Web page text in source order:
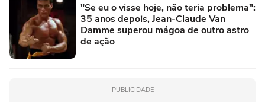
"Se eu o visse hoje, não teria problema":
35 anos depois, Jean-Claude Van
Damme superou mágoa de outro astro
de ação
PUBLICIDADE